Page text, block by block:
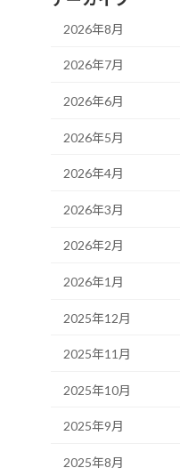
2026年8月
2026年7月
2026年6月
2026年5月
2026年4月
2026年3月
2026年2月
2026年1月
2025年12月
2025年11月
2025年10月
2025年9月
2025年8月